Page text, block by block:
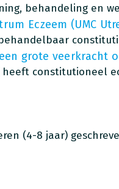
behandeling en
Eczeem (UMC
grote veerkracht
constitutioneel
(4-8 jaar)